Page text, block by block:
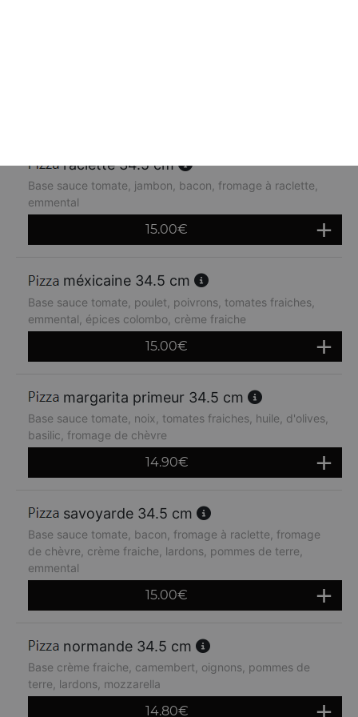
raclette 34.5 cm
Base sauce tomate, jambon, bacon, fromage à raclette,
emmental
15.00€
méxicaine 34.5 cm
Base sauce tomate, poulet, poivrons, tomates fraiches,
emmental, épices colombo, crème fraiche
15.00€
margarita primeur 34.5 cm
Base sauce tomate, noix, tomates fraiches, huile, d'olives,
basilic, fromage de chèvre
14.90€
savoyarde 34.5 cm
Base sauce tomate, bacon, fromage à raclette, fromage
de chèvre, crème fraiche, lardons, pommes de terre,
emmental
15.00€
normande 34.5 cm
Base crème fraiche, camembert, oignons, pommes de
terre, lardons, mozzarella
14.80€